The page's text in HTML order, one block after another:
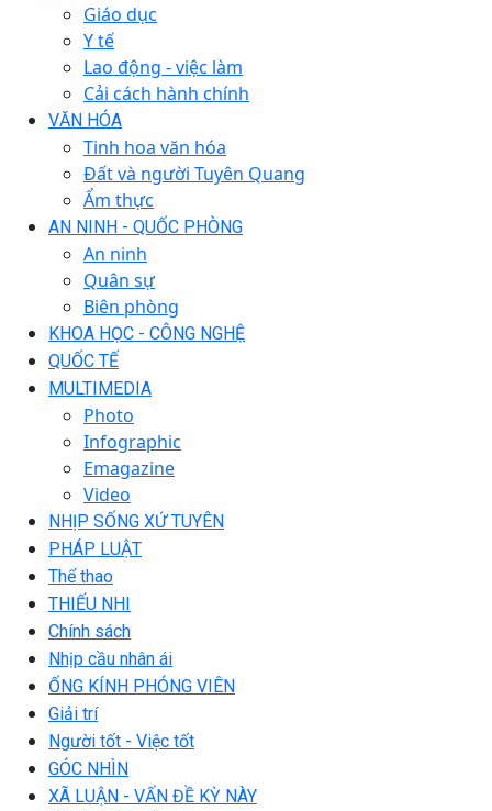
Giáo dục
Y tế
Lao động - việc làm
Cải cách hành chính
VĂN HÓA
Tinh hoa văn hóa
Đất và người Tuyên Quang
Ẩm thực
AN NINH - QUỐC PHÒNG
An ninh
Quân sự
Biên phòng
KHOA HỌC - CÔNG NGHỆ
QUỐC TẾ
MULTIMEDIA
Photo
Infographic
Emagazine
Video
NHỊP SỐNG XỨ TUYÊN
PHÁP LUẬT
Thể thao
THIẾU NHI
Chính sách
Nhịp cầu nhân ái
ỐNG KÍNH PHÓNG VIÊN
Giải trí
Người tốt - Việc tốt
GÓC NHÌN
XÃ LUẬN - VẤN ĐỀ KỲ NÀY